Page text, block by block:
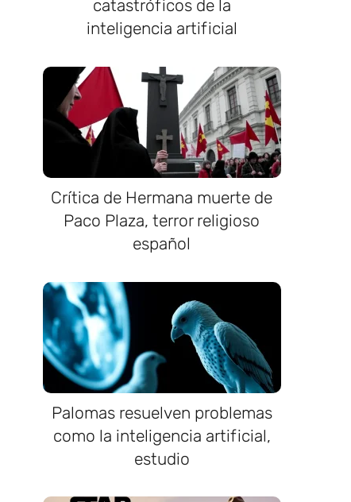
catastróficos de la
inteligencia artificial
Crítica de Hermana muerte de
Paco Plaza, terror religioso
español
Palomas resuelven problemas
como la inteligencia artificial,
estudio